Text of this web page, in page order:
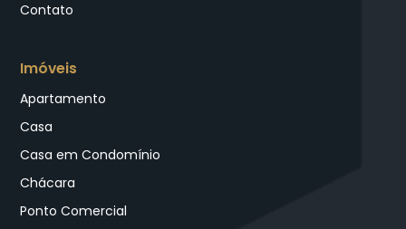
Contato
Imóveis
Apartamento
Casa
Casa em Condomínio
Chácara
Ponto Comercial